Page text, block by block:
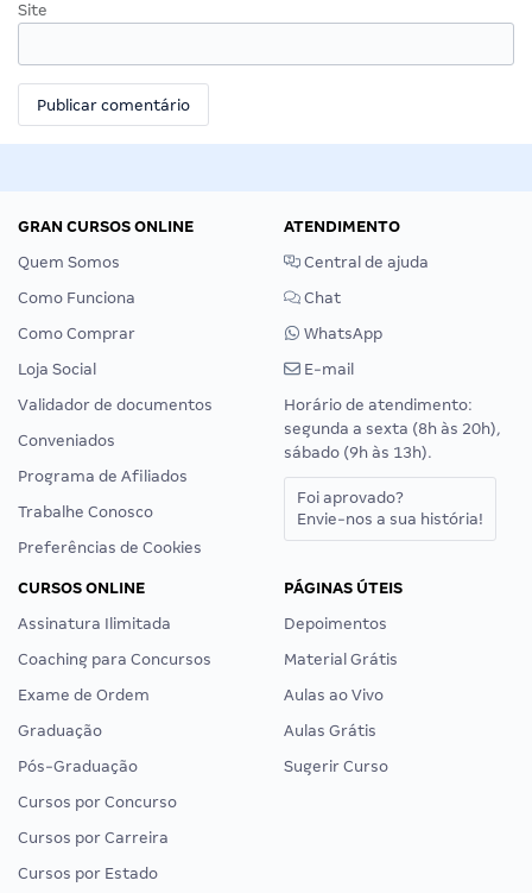
Site
GRAN CURSOS ONLINE
Quem Somos
Como Funciona
Como Comprar
Loja Social
Validador de documentos
Conveniados
Programa de Afiliados
Trabalhe Conosco
Preferências de Cookies
ATENDIMENTO
Central de ajuda
Chat
WhatsApp
E-mail
Horário de atendimento:
segunda a sexta (8h às 20h),
sábado (9h às 13h).
Foi aprovado?
Envie-nos a sua história!
CURSOS ONLINE
Assinatura Ilimitada
Coaching para Concursos
Exame de Ordem
Graduação
Pós-Graduação
Cursos por Concurso
Cursos por Carreira
Cursos por Estado
PÁGINAS ÚTEIS
Depoimentos
Material Grátis
Aulas ao Vivo
Aulas Grátis
Sugerir Curso